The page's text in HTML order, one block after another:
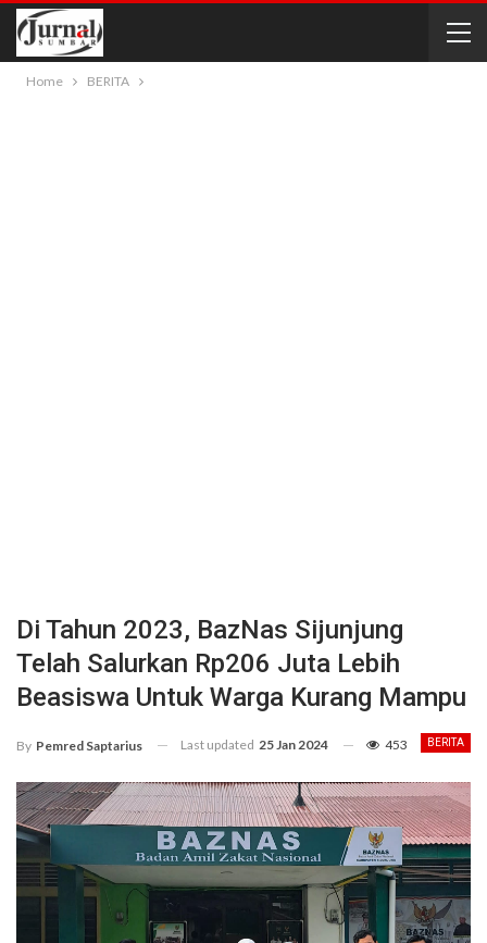
Home BERITA
Di Tahun 2023, BazNas Sijunjung
Telah Salurkan Rp206 Juta Lebih
Beasiswa Untuk Warga Kurang Mampu
BERITA
By Pemred Saptarius Last updated 25 Jan 2024 453